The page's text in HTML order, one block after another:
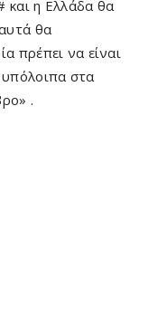
και η Ελλάδα θα
θα
πρέπει να είναι
υπόλοιπα στα
.